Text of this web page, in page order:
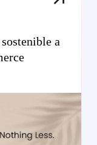
a